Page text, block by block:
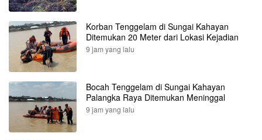
Korban Tenggelam di Sungai Kahayan
Ditemukan 20 Meter dari Lokasi Kejadian
9 jam yang lalu
Bocah Tenggelam di Sungai Kahayan
Palangka Raya Ditemukan Meninggal
9 jam yang lalu